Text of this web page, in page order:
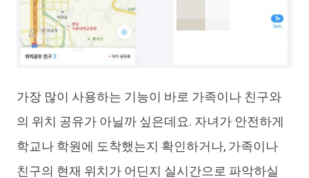
가장 많이 사용하는 기능이 바로 가족이나 친구와
의 위치 공유가 아닐까 싶은데요. 자녀가 안전하게
학교나 학원에 도착했는지 확인하거나, 가족이나
친구의 현재 위치가 어딘지 실시간으로 파악하실